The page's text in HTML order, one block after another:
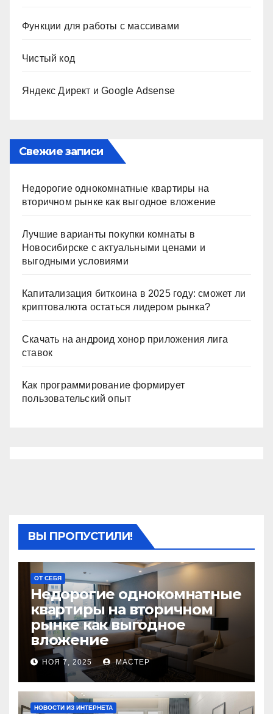
Функции для работы с массивами
Чистый код
Яндекс Директ и Google Adsense
Свежие записи
Недорогие однокомнатные квартиры на
вторичном рынке как выгодное вложение
Лучшие варианты покупки комнаты в
Новосибирске с актуальными ценами и
выгодными условиями
Капитализация биткоина в 2025 году: сможет ли
криптовалюта остаться лидером рынка?
Скачать на андроид хонор приложения лига
ставок
Как программирование формирует
пользовательский опыт
ВЫ ПРОПУСТИЛИ!
ОТ СЕБЯ
Недорогие однокомнатные
квартиры на вторичном
рынке как выгодное
вложение
НОЯ 7, 2025 МАСТЕР
НОВОСТИ ИЗ ИНТЕРНЕТА